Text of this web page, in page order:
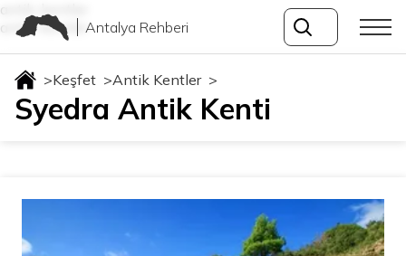
antik-kentler
antik-kentlerAntalya Rehberi
>Keşfet >Antik Kentler >
Syedra Antik Kenti